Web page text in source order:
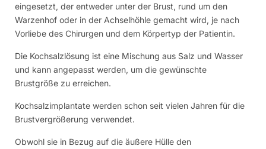
eingesetzt, der entweder unter der Brust, rund um den
Warzenhof oder in der Achselhöhle gemacht wird, je nach
Vorliebe des Chirurgen und dem Körpertyp der Patientin.
Die Kochsalzlösung ist eine Mischung aus Salz und Wasser
und kann angepasst werden, um die gewünschte
Brustgröße zu erreichen.
Kochsalzimplantate werden schon seit vielen Jahren für die
Brustvergrößerung verwendet.
Obwohl sie in Bezug auf die äußere Hülle den